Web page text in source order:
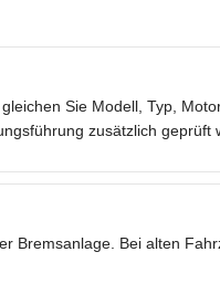
Sie Modell, Typ,
zusätzlich geprüft
Bremsanlage. Bei alten